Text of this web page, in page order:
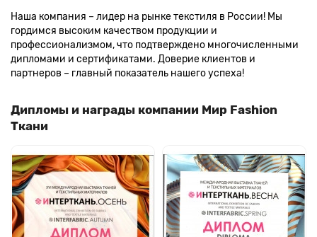
Наша компания – лидер на рынке текстиля в России! Мы
гордимся высоким качеством продукции и
профессионализмом, что подтверждено многочисленными
дипломами и сертификатами. Доверие клиентов и
партнеров – главный показатель нашего успеха!
Дипломы и награды компании Мир Fashion
Ткани